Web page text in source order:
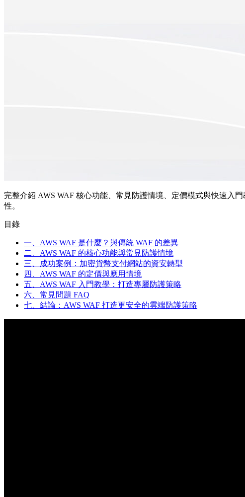
完整介紹 AWS WAF 核心功能、常見防護情境、定價模式與快速入
性。
目錄
一、AWS WAF 是什麼？與傳統 WAF 的差異
二、AWS WAF 的核心功能與常見防護情境
三、成功案例：加密貨幣支付網站的資安轉型
四、AWS WAF 的定價與應用情境
五、AWS WAF 入門教學：打造專屬防護策略
六、常見問題 FAQ
七、結論：AWS WAF 打造更安全的雲端防護策略